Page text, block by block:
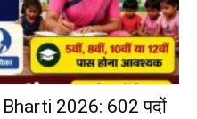
2026: 602 पदों